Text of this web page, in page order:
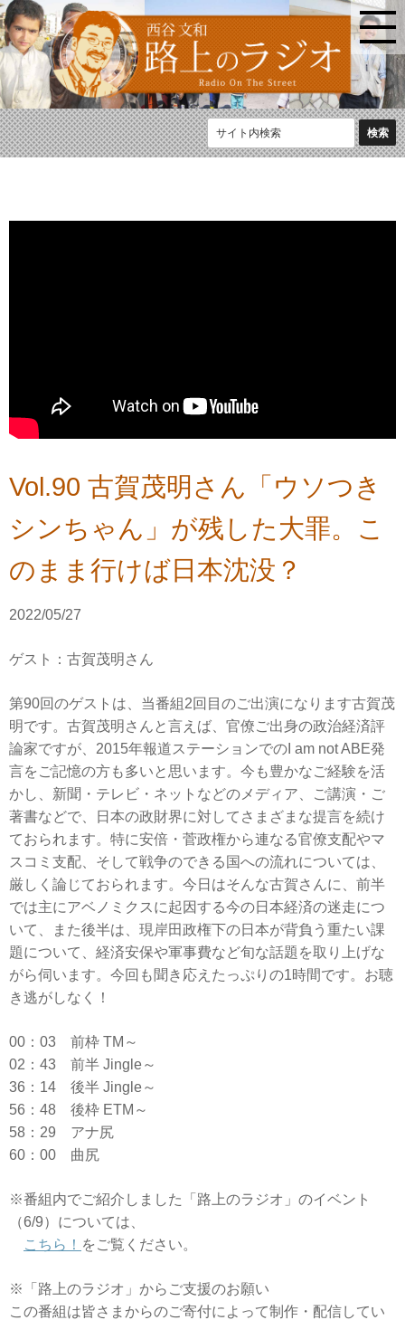
Vol.90 古賀茂明さん「ウソつき
シンちゃん」が残した大罪。こ
のまま行けば日本沈没？
2022/05/27
ゲスト：古賀茂明さん
第90回のゲストは、当番組2回目のご出演になります古賀茂
明です。古賀茂明さんと言えば、官僚ご出身の政治経済評
論家ですが、2015年報道ステーションでのI am not ABE発
言をご記憶の方も多いと思います。今も豊かなご経験を活
かし、新聞・テレビ・ネットなどのメディア、ご講演・ご
著書などで、日本の政財界に対してさまざまな提言を続け
ておられます。特に安倍・菅政権から連なる官僚支配やマ
スコミ支配、そして戦争のできる国への流れについては、
厳しく論じておられます。今日はそんな古賀さんに、前半
では主にアベノミクスに起因する今の日本経済の迷走につ
いて、また後半は、現岸田政権下の日本が背負う重たい課
題について、経済安保や軍事費など旬な話題を取り上げな
がら伺います。今回も聞き応えたっぷりの1時間です。お聴
き逃がしなく！
00：03 前枠 TM～
02：43 前半 Jingle～
36：14 後半 Jingle～
56：48 後枠 ETM～
58：29 アナ尻
60：00 曲尻
※番組内でご紹介しました「路上のラジオ」のイベント
（6/9）については、
こちら！ をご覧ください。
※「路上のラジオ」からご支援のお願い
この番組は皆さまからのご寄付によって制作・配信してい